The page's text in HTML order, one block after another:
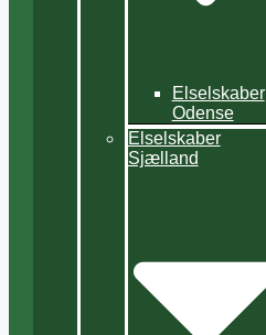
Elselskaber
Odense
Elselskaber
Sjælland